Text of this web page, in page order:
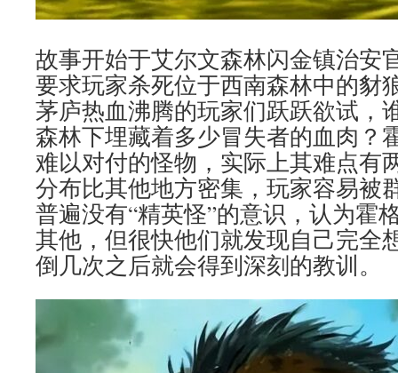
故事开始于艾尔文森林闪金镇治安
要求玩家杀死位于西南森林中的豺
茅庐热血沸腾的玩家们跃跃欲试，
森林下埋藏着多少冒失者的血肉？
难以对付的怪物，实际上其难点有
分布比其他地方密集，玩家容易被
普遍没有“精英怪”的意识，认为霍
其他，但很快他们就发现自己完全
倒几次之后就会得到深刻的教训。